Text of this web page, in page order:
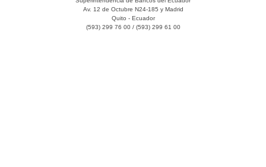
Av. 12 de Octubre N24-185 y Madrid
Quito - Ecuador
(593) 299 76 00 / (593) 299 61 00